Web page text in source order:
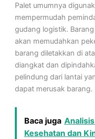
Palet umumnya
mempermudah
gudang logistik.
akan memudahkan
barang diletakkan di
diangkat dan
pelindung dari lantai
dapat merusak barang.
Baca juga
Kesehatan dan